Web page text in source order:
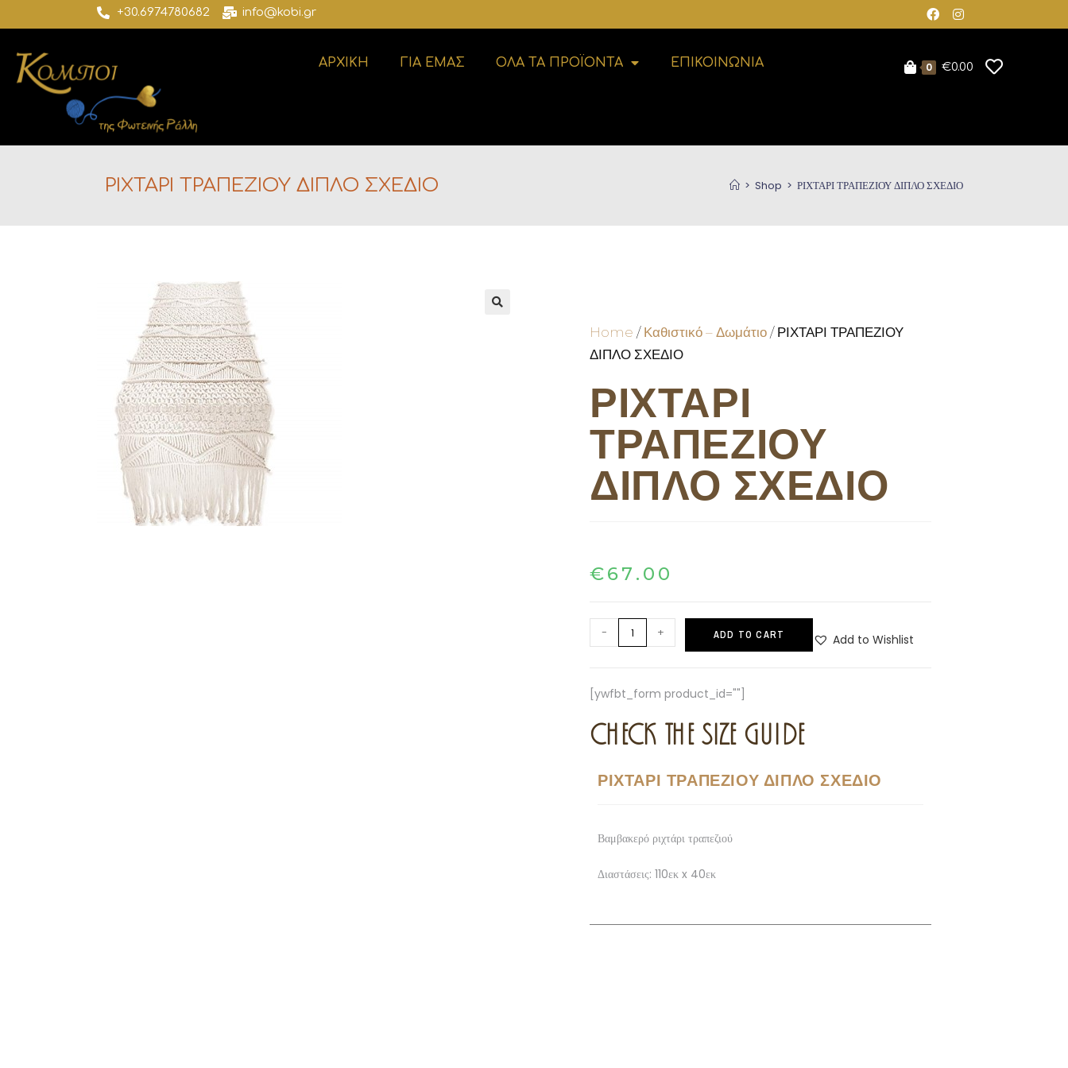
+30.6974780682 info@kobi.gr
ΑΡΧΙΚΗ ΓΙΑ ΕΜΑΣ ΟΛΑ ΤΑ ΠΡΟΪΟΝΤΑ ΕΠΙΚΟΙΝΩΝΙΑ 0 €0.00
ΡΙΧΤΑΡΙ ΤΡΑΠΕΖΙΟΥ ΔΙΠΛΟ ΣΧΕΔΙΟ > Shop > ΡΙΧΤΑΡΙ ΤΡΑΠΕΖΙΟΥ ΔΙΠΛΟ ΣΧΕΔΙΟ
Home / Καθιστικό – Δωμάτιο / ΡΙΧΤΑΡΙ ΤΡΑΠΕΖΙΟΥ
ΔΙΠΛΟ ΣΧΕΔΙΟ
ΡΙΧΤΑΡΙ
ΤΡΑΠΕΖΙΟΥ
ΔΙΠΛΟ ΣΧΕΔΙΟ
€67.00
- + ADD TO CART Add to Wishlist
[ywfbt_form product_id=""]
CHECK THE SIZE GUIDE
ΡΙΧΤΑΡΙ ΤΡΑΠΕΖΙΟΥ ΔΙΠΛΟ ΣΧΕΔΙΟ
Βαμβακερό ριχτάρι τραπεζιού
Διαστάσεις: 110εκ x 40εκ